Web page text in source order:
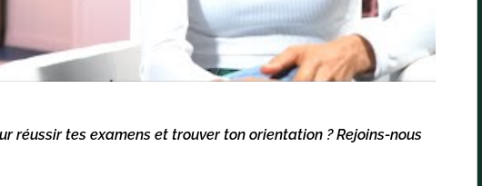
réussir tes examens et trouver ton orientation ? Rejoins-nous